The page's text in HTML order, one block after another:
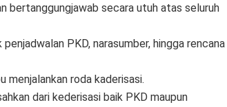
bertanggungjawab secara utuh atas seluruh
PKD, narasumber, hingga rencana
menjalankan roda kaderisasi.
dari kederisasi baik PKD maupun